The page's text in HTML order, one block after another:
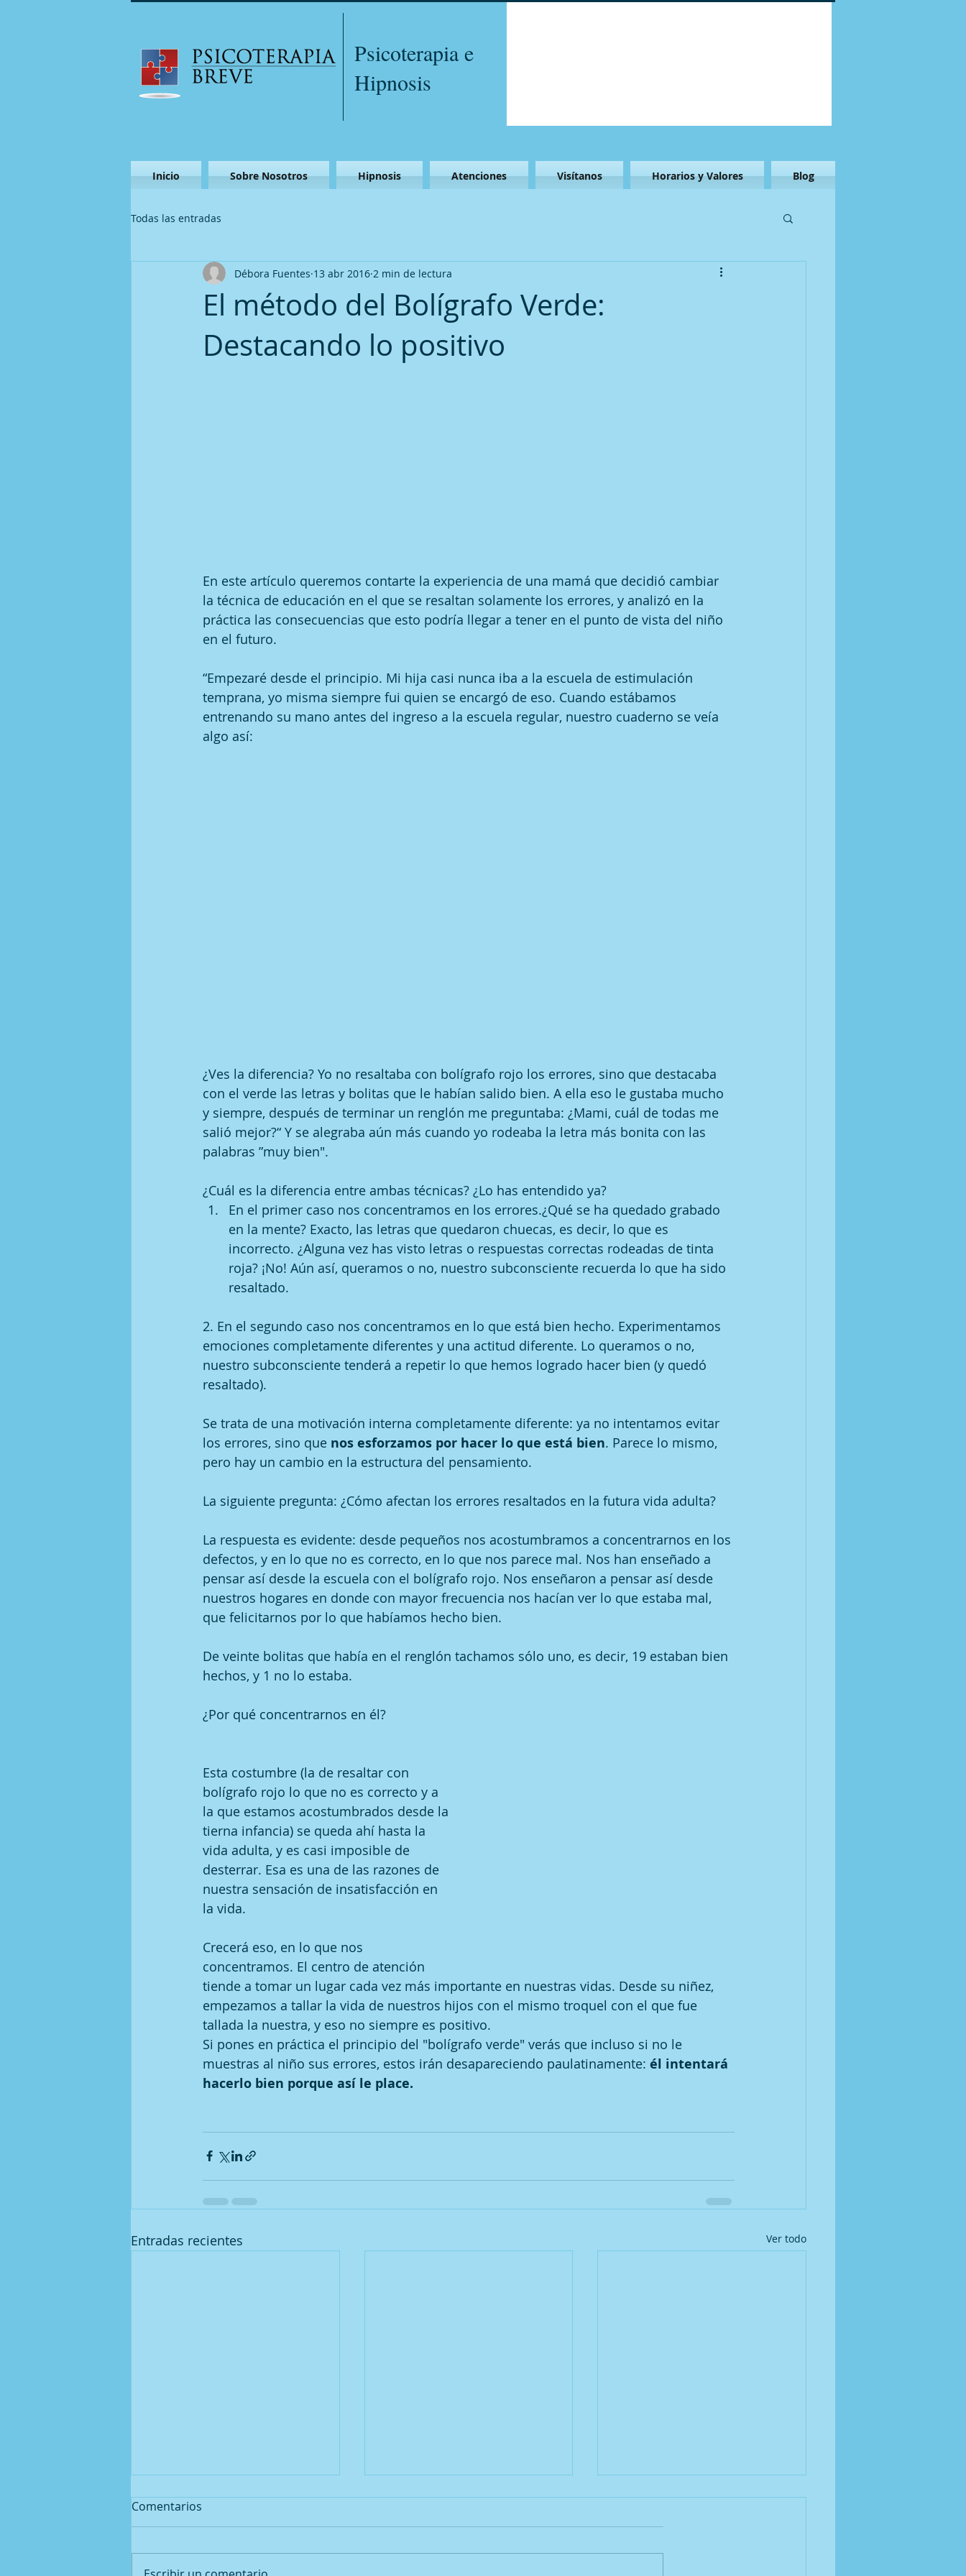
Psicoterapia e
Hipnosis
Inicio Sobre Nosotros Hipnosis Atenciones Visítanos Horarios y Valores Blog
Todas las entradas
El método del Bolígrafo Verde:
Destacando lo positivo
Débora Fuentes 13 abr 2016 2 min de lectura
En este artículo queremos contarte la experiencia de una mamá que decidió cambiar
la técnica de educación en el que se resaltan solamente los errores, y analizó en la
práctica las consecuencias que esto podría llegar a tener en el punto de vista del niño
en el futuro.
“Empezaré desde el principio. Mi hija casi nunca iba a la escuela de estimulación
temprana, yo misma siempre fui quien se encargó de eso. Cuando estábamos
entrenando su mano antes del ingreso a la escuela regular, nuestro cuaderno se veía
algo así:
¿Ves la diferencia? Yo no resaltaba con bolígrafo rojo los errores, sino que destacaba
con el verde las letras y bolitas que le habían salido bien. A ella eso le gustaba mucho
y siempre, después de terminar un renglón me preguntaba: ¿Mami, cuál de todas me
salió mejor?“ Y se alegraba aún más cuando yo rodeaba la letra más bonita con las
palabras ”muy bien".
¿Cuál es la diferencia entre ambas técnicas? ¿Lo has entendido ya?
En el primer caso nos concentramos en los errores.¿Qué se ha quedado grabado
en la mente? Exacto, las letras que quedaron chuecas, es decir, lo que es
incorrecto. ¿Alguna vez has visto letras o respuestas correctas rodeadas de tinta
roja? ¡No! Aún así, queramos o no, nuestro subconsciente recuerda lo que ha sido
resaltado.
2. En el segundo caso nos concentramos en lo que está bien hecho. Experimentamos
emociones completamente diferentes y una actitud diferente. Lo queramos o no,
nuestro subconsciente tenderá a repetir lo que hemos logrado hacer bien (y quedó
resaltado).
Se trata de una motivación interna completamente diferente: ya no intentamos evitar
los errores, sino que nos esforzamos por hacer lo que está bien. Parece lo mismo,
pero hay un cambio en la estructura del pensamiento.
La siguiente pregunta: ¿Cómo afectan los errores resaltados en la futura vida adulta?
La respuesta es evidente: desde pequeños nos acostumbramos a concentrarnos en los
defectos, y en lo que no es correcto, en lo que nos parece mal. Nos han enseñado a
pensar así desde la escuela con el bolígrafo rojo. Nos enseñaron a pensar así desde
nuestros hogares en donde con mayor frecuencia nos hacían ver lo que estaba mal,
que felicitarnos por lo que habíamos hecho bien.
De veinte bolitas que había en el renglón tachamos sólo uno, es decir, 19 estaban bien
hechos, y 1 no lo estaba.
¿Por qué concentrarnos en él?
Esta costumbre (la de resaltar con
bolígrafo rojo lo que no es correcto y a
la que estamos acostumbrados desde la
tierna infancia) se queda ahí hasta la
vida adulta, y es casi imposible de
desterrar. Esa es una de las razones de
nuestra sensación de insatisfacción en
la vida.
Crecerá eso, en lo que nos
concentramos. El centro de atención
tiende a tomar un lugar cada vez más importante en nuestras vidas. Desde su niñez,
empezamos a tallar la vida de nuestros hijos con el mismo troquel con el que fue
tallada la nuestra, y eso no siempre es positivo.
Si pones en práctica el principio del "bolígrafo verde" verás que incluso si no le
muestras al niño sus errores, estos irán desapareciendo paulatinamente: él intentará
hacerlo bien porque así le place.
Entradas recientes Ver todo
Comentarios